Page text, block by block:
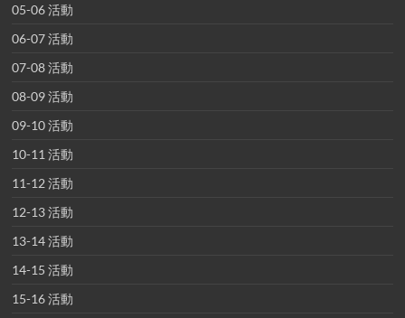
05-06 活動
06-07 活動
07-08 活動
08-09 活動
09-10 活動
10-11 活動
11-12 活動
12-13 活動
13-14 活動
14-15 活動
15-16 活動